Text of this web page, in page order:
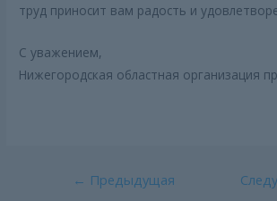
труд приносит вам радость и
С уважением,
Нижегородская областная организация
Навигация
← Предыдущая